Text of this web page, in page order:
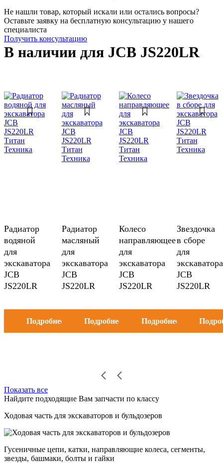
Не нашли товар, который искали или остались вопросы?
Оставьте заявку на бесплатную консультацию у нашего
специалиста
Получить консультацию
В наличии для JCB JS220LR
Радиатор
водяной
для
экскаватора
JCB
JS220LR
Подробнее
Радиатор
масляный
для
экскаватора
JCB
JS220LR
Подробнее
Колесо
направляющее
для
экскаватора
JCB
JS220LR
Подробнее
Звездочка
в сборе
для
экскаватора
JCB
JS220LR
Показать все
Найдите подходящие Вам запчасти по классу
Ходовая часть для экскаваторов и бульдозеров
Гусеничные цепи, катки, направляющие колеса, сегменты,
звезды, башмаки, болты и гайки